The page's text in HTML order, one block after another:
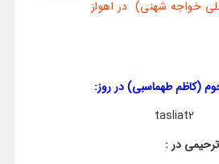
خواجه شهنی) در اهواز
(کاظم طهماسبی) در روز:
در :